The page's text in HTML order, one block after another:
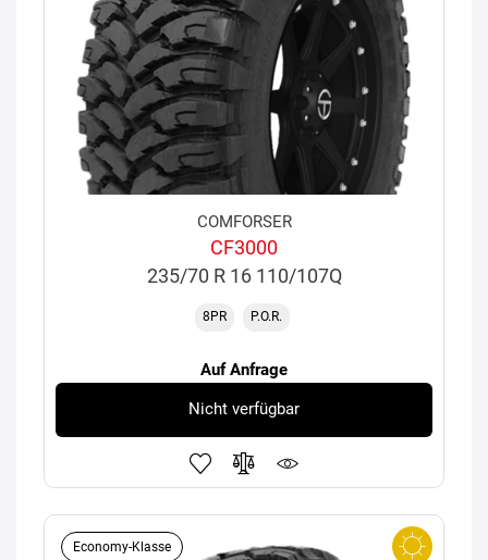
COMFORSER
CF3000
235/70 R 16 110/107Q
8PR P.O.R.
Auf Anfrage
Nicht verfügbar
Economy-Klasse